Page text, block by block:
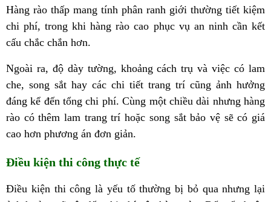
Hàng rào thấp mang tính phân ranh giới thường tiết kiệm
chi phí, trong khi hàng rào cao phục vụ an ninh cần kết
cấu chắc chắn hơn.
Ngoài ra, độ dày tường, khoảng cách trụ và việc có lam
che, song sắt hay các chi tiết trang trí cũng ảnh hưởng
đáng kể đến tổng chi phí. Cùng một chiều dài nhưng hàng
rào có thêm lam trang trí hoặc song sắt bảo vệ sẽ có giá
cao hơn phương án đơn giản.
Điều kiện thi công thực tế
Điều kiện thi công là yếu tố thường bị bỏ qua nhưng lại